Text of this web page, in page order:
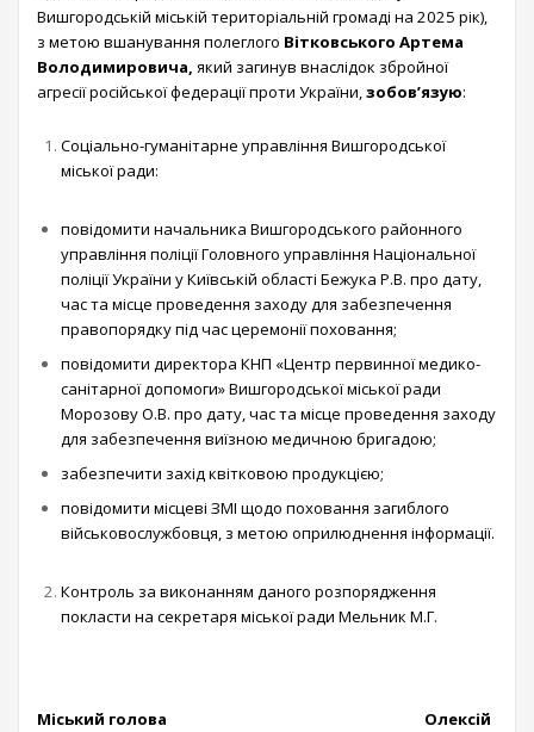
Вишгородській міській територіальній громаді на 2025 рік),
з метою вшанування полеглого Вітковського Артема
Володимировича, який загинув внаслідок збройної
агресії російської федерації проти України,зобов’язую:
Соціально-гуманітарне управління Вишгородської
міської ради:
повідомити начальника Вишгородського районного
управління поліції Головного управління Національної
поліції України у Київській області Бежука Р.В. про дату,
час та місце проведення заходу для забезпечення
правопорядку під час церемонії поховання;
повідомити директора КНП «Центр первинної медико-
санітарної допомоги» Вишгородської міської ради
Морозову О.В. про дату, час та місце проведення заходу
для забезпечення виїзною медичною бригадою;
забезпечити захід квітковою продукцією;
повідомити місцеві ЗМІ щодо поховання загиблого
військовослужбовця, з метою оприлюднення інформації.
Контроль за виконанням даного розпорядження
покласти на секретаря міської ради Мельник М.Г.
Міський голова Олексій